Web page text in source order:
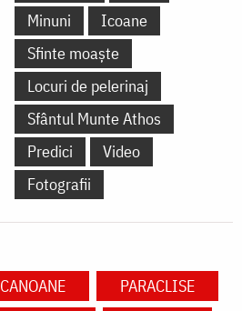
Minuni
Icoane
Sfinte moaște
Locuri de pelerinaj
Sfântul Munte Athos
Predici
Video
Fotografii
CANOANE
PARACLISE